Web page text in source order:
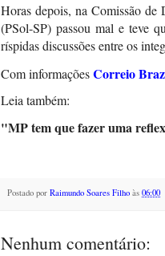
Horas depois, na Comissão
(PSol-SP) passou mal e teve
ríspidas discussões entre os
Com informaçõesCorreio
Leia também:
"MP tem que fazer uma
Postado por Raimundo Soares Filho às 06:00
Nenhum comentário: